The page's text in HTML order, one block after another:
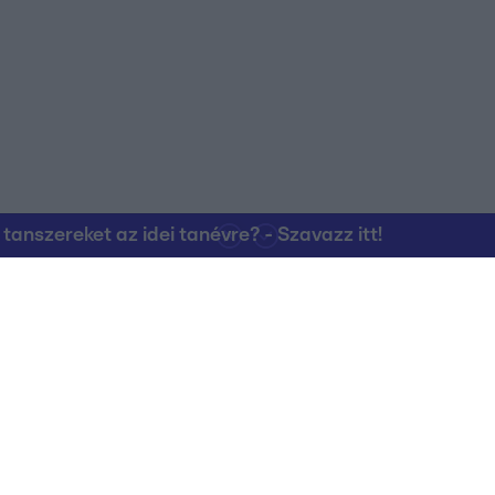
az idei tanévre? - Szavazz itt!